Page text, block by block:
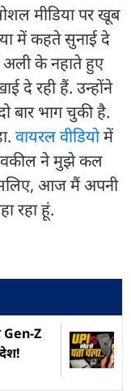
मीडिया पर खूब
में कहते सुनाई दे
के नहाते हुए
दे रही हैं. उन्होंने
बार भाग चुकी है.
वायरल वीडियोमें
ने मुझे कल
आज मैं अपनी
रहा हूं.
Z